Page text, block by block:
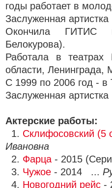
годы работает в
Заслуженная артистка
Окончила ГИТИС
Белокурова).
Работала в театрах
области, Ленинграда,
С 1999 по 2006 год - в
Заслуженная
Актерские работы:
1. Склифосовский (5
Ивановна
2. Фарца - 2015
3. Чужое - 2014 ...
4. Новогодний рейс -